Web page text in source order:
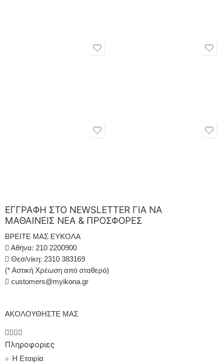
ΕΓΓΡΑΦΗ ΣΤΟ NEWSLETTER ΓΙΑ ΝΑ
ΜΑΘΑΙΝΕΙΣ ΝΕΑ & ΠΡΟΣΦΟΡΕΣ
ΒΡΕΙΤΕ ΜΑΣ ΕΥΚΟΛΑ
Αθήνα: 210 2200900
Θεσ/νίκη: 2310 383169
(* Αστική Χρέωση από σταθερό)
customers@myikona.gr
ΑΚΟΛΟΥΘΗΣΤΕ ΜΑΣ
Πληροφοριες
Η Εταιρία